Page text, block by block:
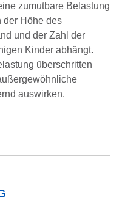
zumutbare Belastung
der Höhe des
und der Zahl der
Kinder abhängt.
überschritten
auswirken.